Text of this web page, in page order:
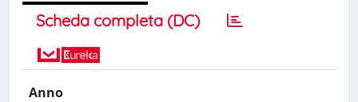
Scheda completa (DC)
Anno